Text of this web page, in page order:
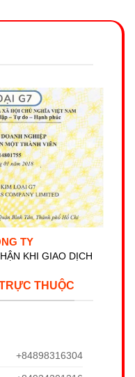
TY
KHI GIAO DỊCH
THUỘC
+84898316304